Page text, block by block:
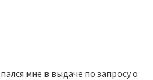
мне в выдаче по запросу о